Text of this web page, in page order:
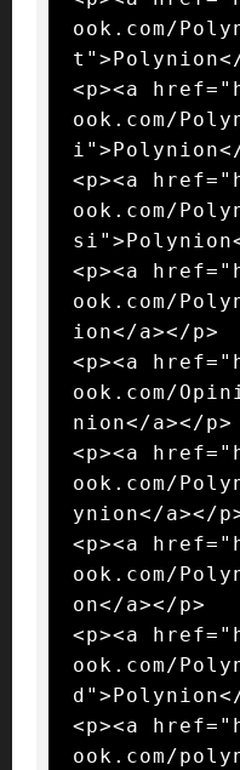
ook.com/
<p><a
ook.com/
<p><a
ook.com/
<p><a
ook.com/
ion</a></p>
<p><a
ook.com/
nion</a></p>
<p><a
ook.com/
ynion</a></
<p><a
ook.com/
on</a></p>
<p><a
ook.com/
<p><a
ook.com/